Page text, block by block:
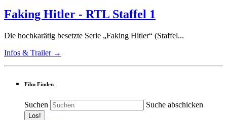
Faking Hitler - RTL Staffel 1
Die hochkarätig besetzte Serie „Faking Hitler“ (Staffel...
Infos & Trailer →
Film Finden
Suchen Suche abschicken